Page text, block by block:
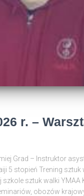
r. –
Grad – Instruktor
5 stopień Trening sztuk
szkole sztuk walki YMAA
obozów